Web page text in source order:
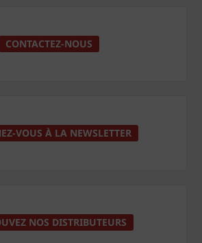
CONTACTEZ-NOUS
VOUS À LA NEWSLETTER
NOS DISTRIBUTEURS